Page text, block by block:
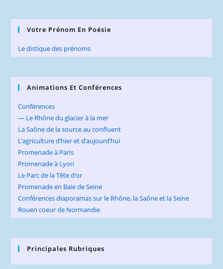
Votre Prénom En Poésie
Le distique des prénoms
Animations Et Conférences
Conférences
— Le Rhône du glacier à la mer
La Saône de la source au confluent
L’agriculture d’hier et d’aujourd’hui
Promenade à Paris
Promenade à Lyon
Le Parc de la Tête d’or
Promenade en Baie de Seine
Conférences diaporamas sur le Rhône, la Saône et la Seine
Rouen coeur de Normandie
Principales Rubriques